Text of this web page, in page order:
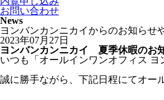
お問い合わせ
News
ヨンバンカンニカイからのお知らせ
2023年07月27日
ヨンバンカンニカイ 夏季休暇のお
いつも「オールインワンオフィス ヨ
誠に勝手ながら、下記日程にてオー